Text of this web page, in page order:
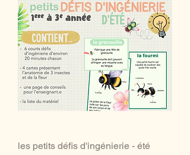
les petits défis d'ingénierie - été